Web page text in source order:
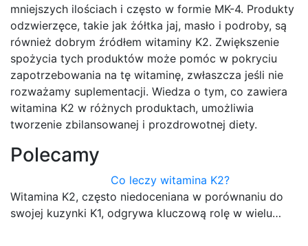
mniejszych ilościach i często w formie MK-4. Produkty
odzwierzęce, takie jak żółtka jaj, masło i podroby, są
również dobrym źródłem witaminy K2. Zwiększenie
spożycia tych produktów może pomóc w pokryciu
zapotrzebowania na tę witaminę, zwłaszcza jeśli nie
rozważamy suplementacji. Wiedza o tym, co zawiera
witamina K2 w różnych produktach, umożliwia
tworzenie zbilansowanej i prozdrowotnej diety.
Polecamy
Co leczy witamina K2?
Witamina K2, często niedoceniana w porównaniu do
swojej kuzynki K1, odgrywa kluczową rolę w wielu…